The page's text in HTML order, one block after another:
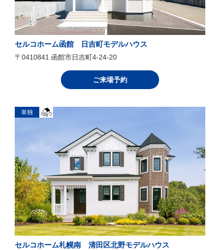
セルコホーム函館 日吉町モデルハウス
〒0410841 函館市日吉町4-24-20
ご来場予約
単独
セルコホーム札幌南 清田区北野モデルハウス